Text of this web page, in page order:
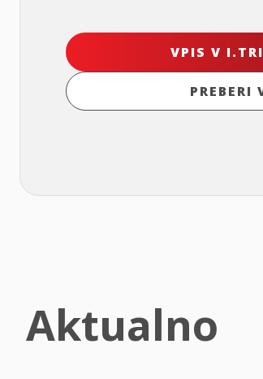
VPIS V
PREBERI
Aktualno